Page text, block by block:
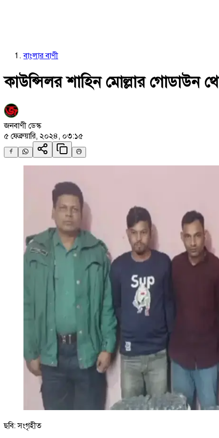
বাংলার বাণী
কাউন্সিলর শাহিন মোল্লার গোডাউন
জনবাণী ডেস্ক
৫ ফেব্রুয়ারি, ২০২৪, ০৩:১৫
ছবি: সংগৃহীত